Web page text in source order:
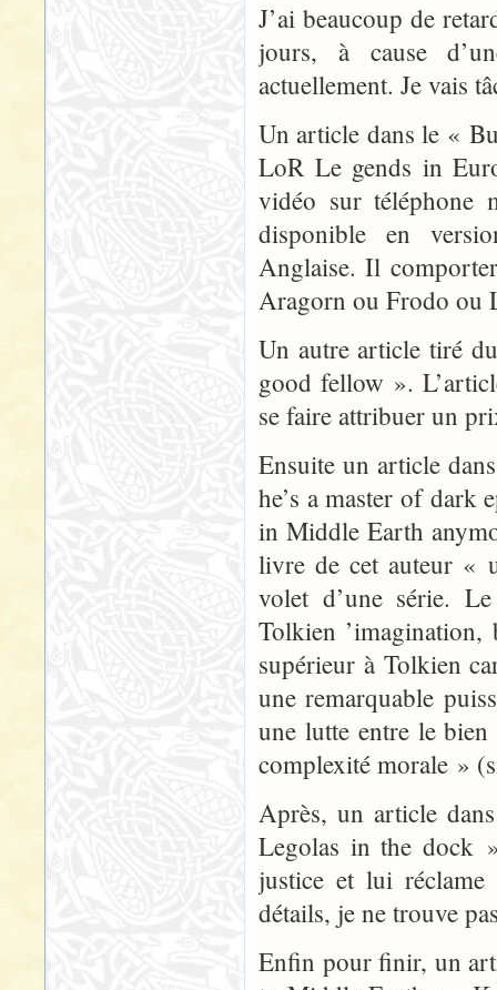
J’ai beaucoup de
jours, à cause
actuellement. Je vais
Un article dans le «
LoR Le gends in
vidéo sur téléphone
disponible en
Anglaise. Il
Aragorn ou Frodo ou
Un autre article tiré
good fellow ».
se faire attribuer un
Ensuite un article
he’s a master of dark
in Middle Earth
livre de cet auteur «
volet d’une série.
Tolkien
supérieur à Tolkien
une remarquable
une lutte entre le
complexité morale »
Après, un article
Legolas in the dock
justice et lui
détails, je ne trouve
Enfin pour finir, un